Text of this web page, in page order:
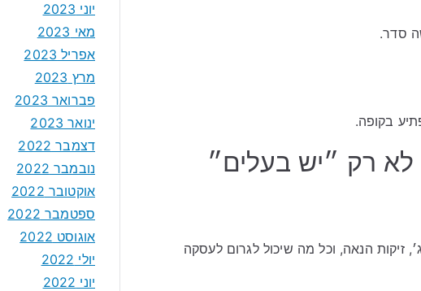
סדר.
בקופה.
רק ״יש בעלים״
זיקות הנאה, וכל מה שיכול לגרום לעסקה
יוני 2023
מאי 2023
אפריל 2023
מרץ 2023
פברואר 2023
ינואר 2023
דצמבר 2022
נובמבר 2022
אוקטובר 2022
ספטמבר 2022
אוגוסט 2022
יולי 2022
יוני 2022